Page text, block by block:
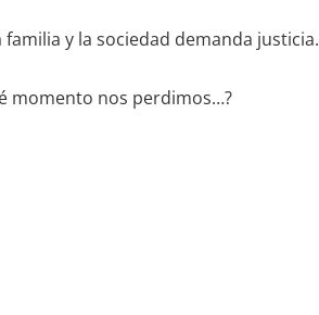
y la sociedad demanda justicia.
momento nos perdimos…?